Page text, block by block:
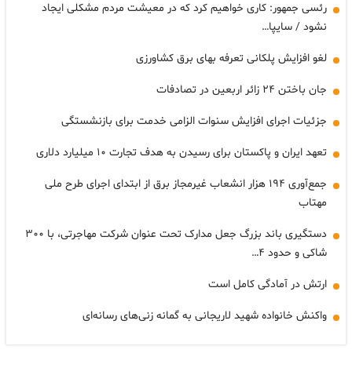
رئسی جمهور: کاری خواهیم کرد که در معیشت مردم مشکلی ایجاد
نشود / سایپا…
لغو افزایش پلکانی تعرفه بهای برق کشاورزی
جان باختن ۲۴ زائر اربعین در تصادفات
جزئیات اجرای افزایش سنوات الزامی خدمت برای بازنشستگی
تعهد ایران و پاکستان برای رسیدن به هدف تجارت ۱۰ میلیارد دلاری
جمع‌آوری ۱۹۴ هزار انشعاب غیرمجاز برق از ابتدای اجرای طرح ملی
مهتاب
دستگیری باند بزرگ جعل مدارک تحت عنوان شرکت مهاجرتی، با ۳۰۰
شاکی و حدود ۴…
ارتش در آمادگی کامل است
واکنش خانواده شهید لاریجانی به گمانه زنی‌های رسانه‌ای